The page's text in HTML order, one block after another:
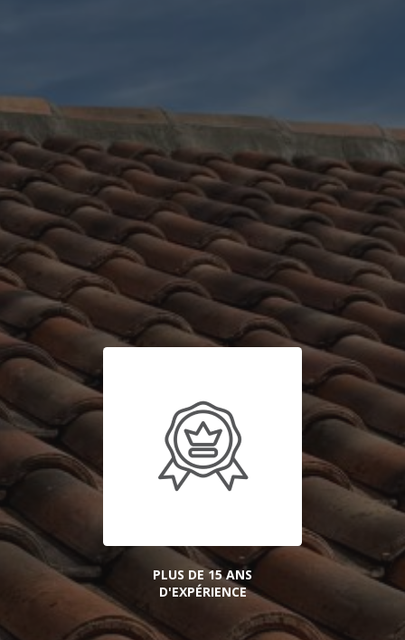
PLUS DE 15 ANS
D'EXPÉRIENCE